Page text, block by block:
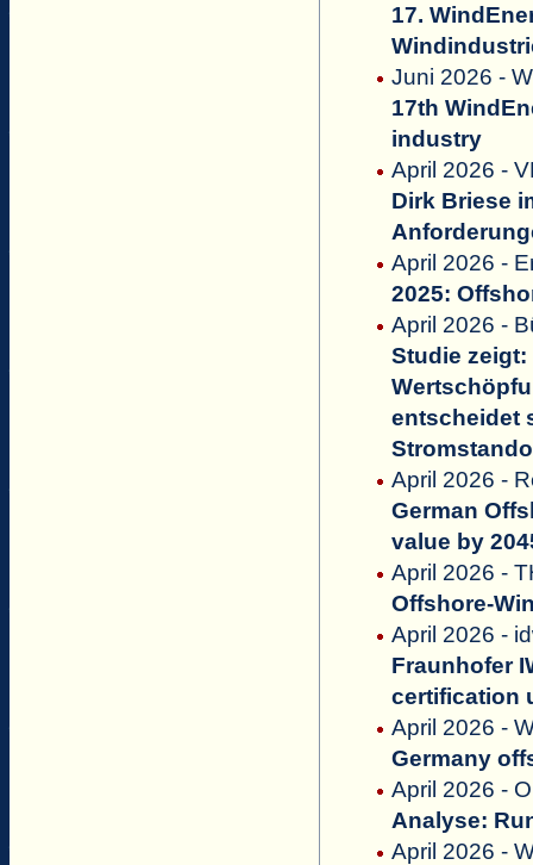
17.
Juni 2026 -
17th
industry
April 2026 -
Dirk Briese
April 2026 -
2025:
April 2026 -
Studie
entscheidet
April 2026 -
German
value by
April 2026 -
Offshore-
April 2026 -
Fraunhofer
certification
April 2026 -
Germany
April 2026 -
Analyse:
April 2026 -